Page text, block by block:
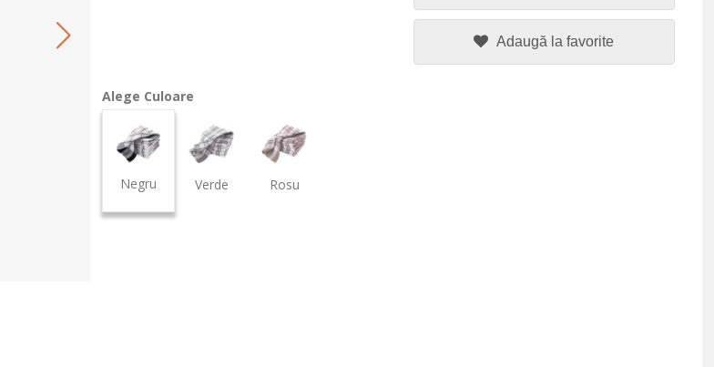
Adaugă la favorite
Alege Culoare
Negru Verde Rosu